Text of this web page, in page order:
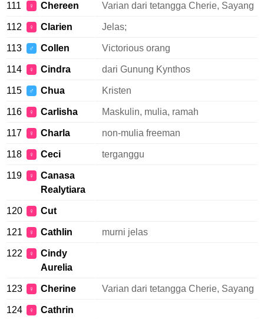
111 ♀ Chereen Varian dari tetangga Cherie, Sayang
112 ♀ Clarien Jelas;
113 ♂ Collen Victorious orang
114 ♀ Cindra dari Gunung Kynthos
115 ♂ Chua Kristen
116 ♀ Carlisha Maskulin, mulia, ramah
117 ♀ Charla non-mulia freeman
118 ♀ Ceci terganggu
119 ♀
Canasa
Realytiara
120 ♀ Cut
121 ♀ Cathlin murni jelas
122 ♀
Cindy
Aurelia
123 ♀ Cherine Varian dari tetangga Cherie, Sayang
124 ♀ Cathrin